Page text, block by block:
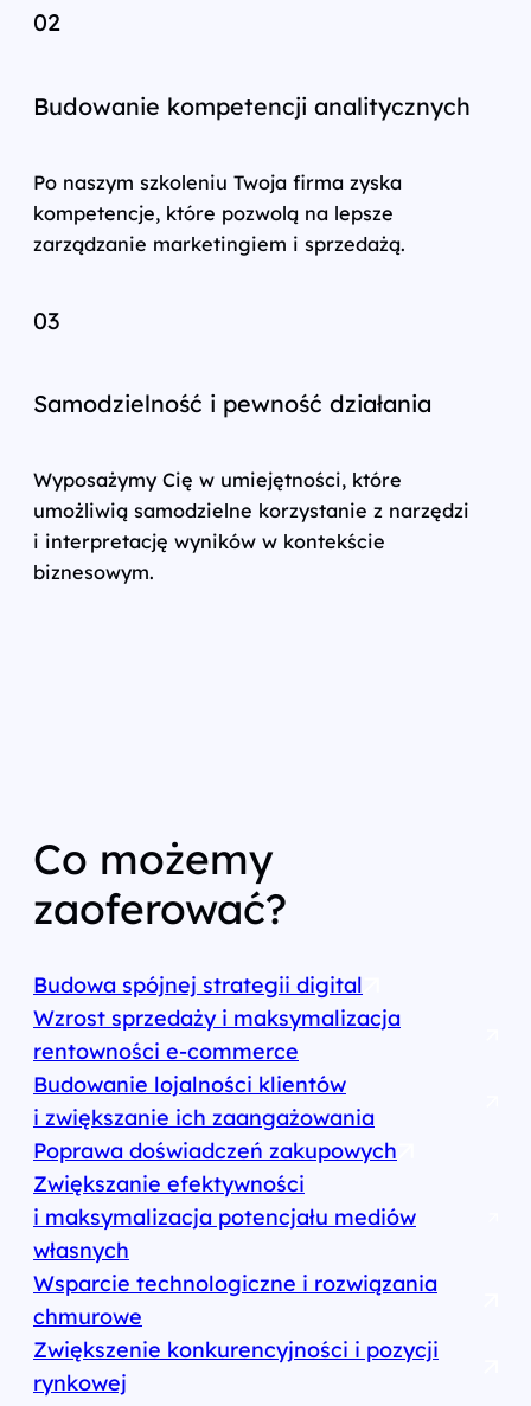
02
Budowanie kompetencji analitycznych
Po naszym szkoleniu Twoja firma zyska
kompetencje, które pozwolą na lepsze
zarządzanie marketingiem i sprzedażą.
03
Samodzielność i pewność działania
Wyposażymy Cię w umiejętności, które
umożliwią samodzielne korzystanie z narzędzi
i interpretację wyników w kontekście
biznesowym.
Co możemy
zaoferować?
Budowa spójnej strategii digital
Wzrost sprzedaży i maksymalizacja
rentowności e‑commerce
Budowanie lojalności klientów
i zwiększanie ich zaangażowania
Poprawa doświadczeń zakupowych
Zwiększanie efektywności
i maksymalizacja potencjału mediów
własnych
Wsparcie technologiczne i rozwiązania
chmurowe
Zwiększenie konkurencyjności i pozycji
rynkowej